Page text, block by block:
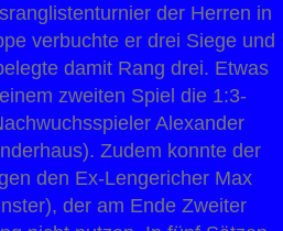
der Herren in
verbuchte er drei Siege und
damit Rang drei. Etwas
zweiten Spiel die 1:3-
Alexander
Zudem konnte der
den Ex-Lengericher Max
der am Ende Zweiter